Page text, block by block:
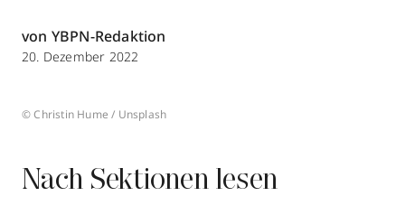
von YBPN-Redaktion
20. Dezember 2022
© Christin Hume / Unsplash
Nach Sektionen lesen